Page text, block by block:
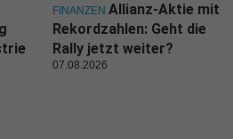
FINANZEN Allianz-Aktie mit
Rekordzahlen: Geht die
Rally jetzt weiter?
07.08.2026